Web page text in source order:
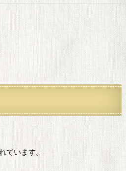
ています。